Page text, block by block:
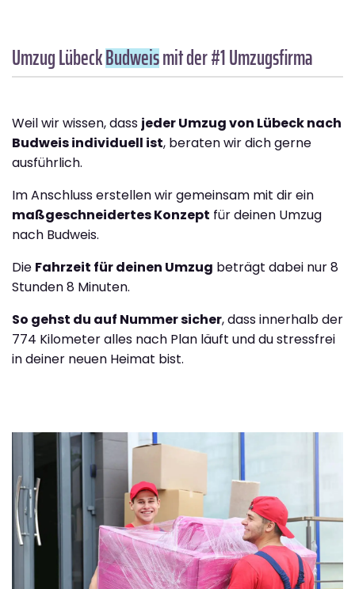
Umzug LübeckBudweismit der #1 Umzugsfirma
Weil wir wissen, dass jeder Umzug von Lübeck nach
Budweis individuell ist, beraten wir dich gerne
ausführlich.
Im Anschluss erstellen wir gemeinsam mit dir ein
maßgeschneidertes Konzept für deinen Umzug
nach Budweis.
Die Fahrzeit für deinen Umzug beträgt dabei nur 8
Stunden 8 Minuten.
So gehst du auf Nummer sicher, dass innerhalb der
774 Kilometer alles nach Plan läuft und du stressfrei
in deiner neuen Heimat bist.